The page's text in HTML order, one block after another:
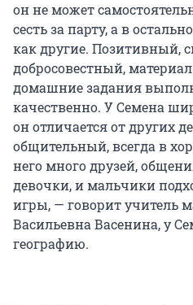
он не может
сесть за парту, а в
как другие. Позитивный,
добросовестный,
домашние задания
качественно. У Семена
он отличается от других
общительный, всегда в
него много друзей,
девочки, и мальчики
игры, — говорит учитель
Васильевна Васенина, у
географию.